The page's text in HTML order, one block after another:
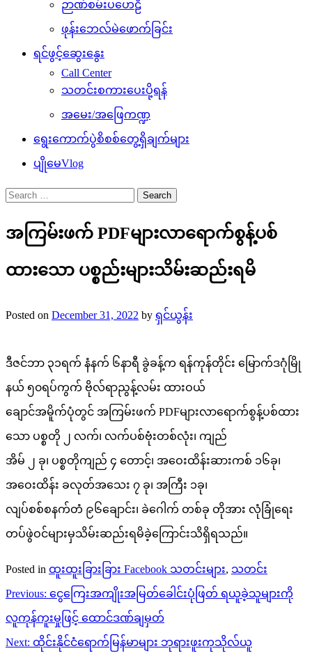
ဉာဏ်စမ်းပဟေဠိ
ဖုန်းဘေလ်မဲဖောက်ခြင်း
ရင်ဖွင့်ဆွေးနွေး
Call Center
သတင်းစကားပေးပို့ရန်
အမေး/အဖြေကဏ္ဍ
ရွေးကောက်ပွဲစိစစ်တွေ့ရှိချက်များ
ပျိုမေVlog
Search
for:
အကြမ်းဖက် PDFများလာရောက်စွန့်ပစ်
ထားသော ပစ္စည်းများသိမ်းဆည်းရမိ
Posted on December 31, 2022 by ရှင်ယွန်း
ဒီဇင်ဘာ ၃၁ရက် နံနက် ၆နာရီ ခွဲခန့်က ရန်ကုန်တိုင်း မြောက်ဒဂုံမြို
နယ် ၅၀ရပ်ကွက် ဗိုလ်ရာညွန့်လမ်း ထားဝယ်
ချောင်အမိူက်ပုံတွင် အကြမ်းဖက် PDFများလာရောက်စွန့်ပစ်ထား
သော ပစ္စတို ၂ လက်၊ လက်ပစ်ဗုံးတစ်လုံး၊ ကျည်
အိမ် ၂ ခု၊ ပစ္စတိုကျည် ၄ တောင့်၊ အဝေးထိန်းဆားကစ် ၁၆ခု၊
အဝေးထိန်း ခလုတ်အသေး ၇ ခု၊ အကြီး ၁ခု၊
လျပ်စစ်စနက်တံ ၉၆ချောင်း၊ ခဲဂေါက် တစ်ခု တိုအား လုံခြုံရေး
တပ်ဖွဲဝင်များမှသိမ်းဆည်းရမိခဲ့ကြောင်းသိရှိရသည်။
Posted in ထူးထူးခြားခြား Facebook သတင်းများ, သတင်း
Post
navigation
Previous: ငွေကြေးအကျိုးအမြတ်ခေါင်းပုံဖြတ် ရယူခဲ့သူများကို
လူကုန်ကူးမှုဖြင့် ထောင်ဒဏ်ချမှတ်
Next: ထိုင်းနိုင်ငံရောက်မြန်မာများ ဘုရားဖူးကုသိုလ်ယူ